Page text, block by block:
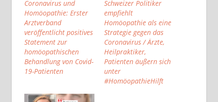
Coronavirus und
Homöopathie: Erster
Arztverband
veröffentlicht positives
Statement zur
homöopathischen
Behandlung von Covid-
19-Patienten
Schweizer Politiker
empfiehlt
Homöopathie als eine
Strategie gegen das
Coronavirus / Ärzte,
Heilpraktiker,
Patienten äußern sich
unter
#HomöopathieHilft